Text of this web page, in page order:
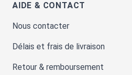
AIDE & CONTACT
Nous contacter
Délais et frais de livraison
Retour & remboursement